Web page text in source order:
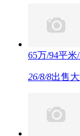
65万/94平
26/8/8出售